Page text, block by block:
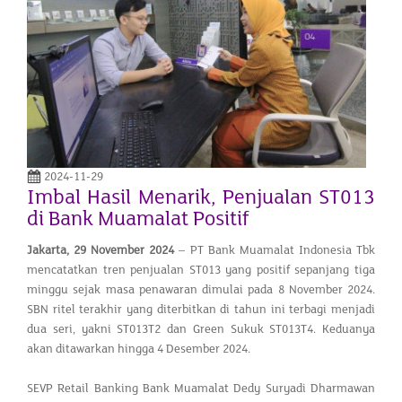
2024-11-29
Imbal Hasil Menarik, Penjualan ST013
di Bank Muamalat Positif
Jakarta, 29 November 2024– PT Bank Muamalat Indonesia Tbk
mencatatkan tren penjualan ST013 yang positif sepanjang tiga
minggu sejak masa penawaran dimulai pada 8 November 2024.
SBN ritel terakhir yang diterbitkan di tahun ini terbagi menjadi
dua seri, yakni ST013T2 dan Green Sukuk ST013T4. Keduanya
akan ditawarkan hingga 4 Desember 2024.
SEVP Retail Banking Bank Muamalat Dedy Suryadi Dharmawan